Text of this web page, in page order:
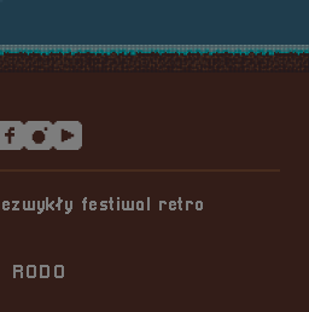
festiwal retro
RODO